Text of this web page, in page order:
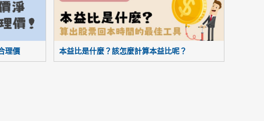
理價 本益比是什麼？該怎麼計算本益比呢？